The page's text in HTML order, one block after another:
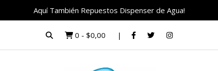
Aquí También Repuestos Dispenser de Agua!
0 - $0,00